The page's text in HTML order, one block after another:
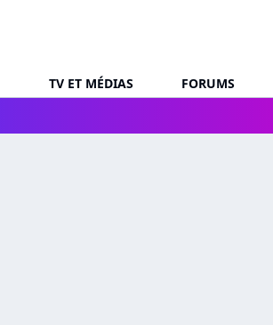
TV ET MÉDIAS
FORUMS